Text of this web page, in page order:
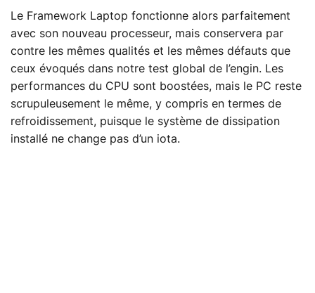
Le Framework Laptop fonctionne alors parfaitement
avec son nouveau processeur, mais conservera par
contre les mêmes qualités et les mêmes défauts que
ceux évoqués dans notre test global de l’engin. Les
performances du CPU sont boostées, mais le PC reste
scrupuleusement le même, y compris en termes de
refroidissement, puisque le système de dissipation
installé ne change pas d’un iota.